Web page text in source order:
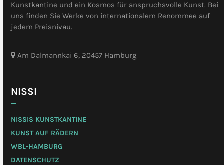
Kunstkantine und ein Kosmos für anspruchsvolle Kunst. Bei
uns finden Sie Werke von internationalem Renommee auf
jedem Preisnivau.
Am Dalmannkai 6, 20457 Hamburg
NISSI
NISSIS KUNSTKANTINE
KUNST AUF RÄDERN
WBL-HAMBURG
DATENSCHUTZ